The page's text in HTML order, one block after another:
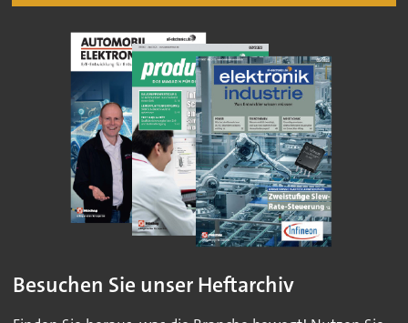
Besuchen Sie unser Heftarchiv